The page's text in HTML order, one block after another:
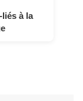
liés à la